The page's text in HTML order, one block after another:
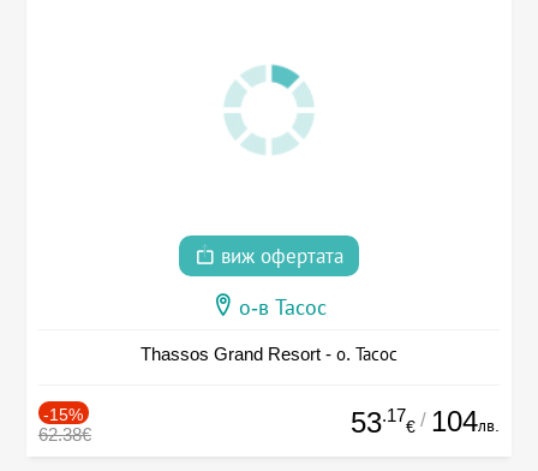
виж офертата
о-в Тасос
Thassos Grand Resort - о. Тасос
-15%
62.38€ 53.17
€ / 104лв.